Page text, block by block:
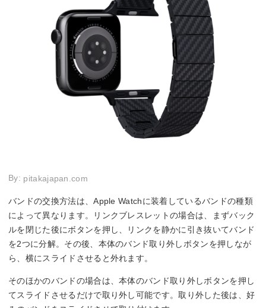
By: pitakajapan.com
バンドの交換方法は、Apple Watchに装着しているバンドの種類
によって異なります。リンクブレスレットの場合は、まずバック
ルを閉じた後にボタンを押し、リンクを静かに引き抜いてバンド
を2つに分解。その後、本体のバンド取り外しボタンを押しなが
ら、横にスライドさせると外れます。
そのほかのバンドの場合は、本体のバンド取り外しボタンを押し
てスライドさせるだけで取り外し可能です。取り外した後は、好